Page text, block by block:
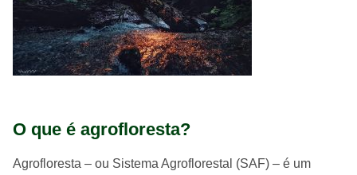
O que é agrofloresta?
Agrofloresta – ou Sistema Agroflorestal (SAF) – é um